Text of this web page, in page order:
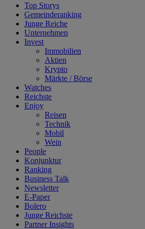
Top Storys
Gemeinderanking
Junge Reiche
Unternehmen
Invest
Immobilien
Aktien
Krypto
Märkte / Börse
Watches
Reichste
Enjoy
Reisen
Technik
Mobil
Wein
People
Konjunktur
Ranking
Business Talk
Newsletter
E-Paper
Bolero
Junge Reichste
Partner Insights